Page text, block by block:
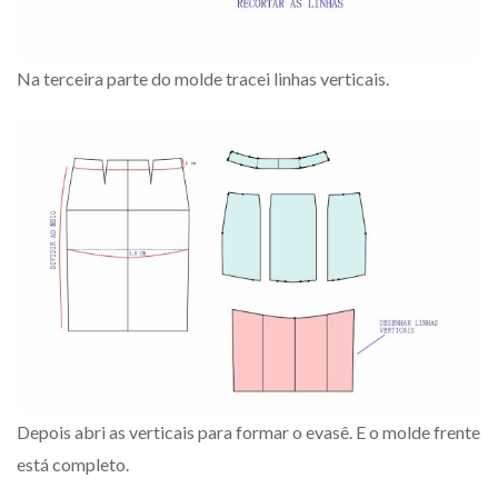
Na terceira parte do molde tracei linhas verticais.
Depois abri as verticais para formar o evasê. E o molde frente
está completo.